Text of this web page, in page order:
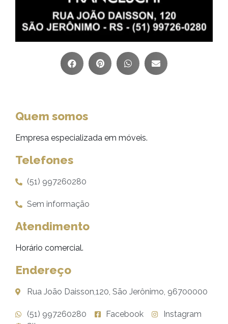
Quem somos
Empresa especializada em móveis.
Telefones
(51) 997260280
Sem informação
Atendimento
Horário comercial.
Endereço
Rua João Daisson,120, São Jerônimo, 96700000
(51) 997260280 Facebook
Instagram